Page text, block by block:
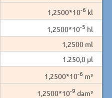
1,2500*10-6 kl
1,2500*10-5 hl
1,2500 ml
1.250,0 µl
1,2500*10-6 m³
1,2500*10-9 dam³